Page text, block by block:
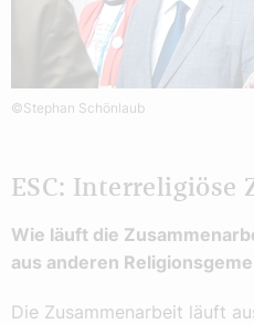
©Stephan Schönlaub
ESC: Interreligiöse
Wie läuft die
aus anderen
Die Zusammenarbeit läuft